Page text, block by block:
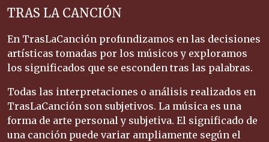
TRAS LA CANCIÓN
En TrasLaCanción profundizamos en las decisiones
artísticas tomadas por los músicos y exploramos
los significados que se esconden tras las palabras.
Todas las interpretaciones o análisis realizados en
TrasLaCanción son subjetivos. La música es una
forma de arte personal y subjetiva. El significado de
una canción puede variar ampliamente según el